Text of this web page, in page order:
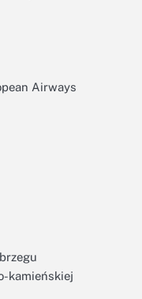
Airways
kamieńskiej